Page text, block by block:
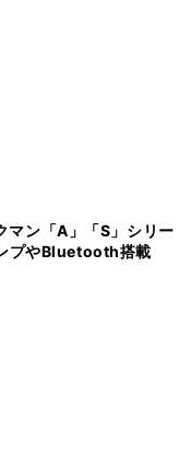
マン「A」「S」シリー
プやBluetooth搭載